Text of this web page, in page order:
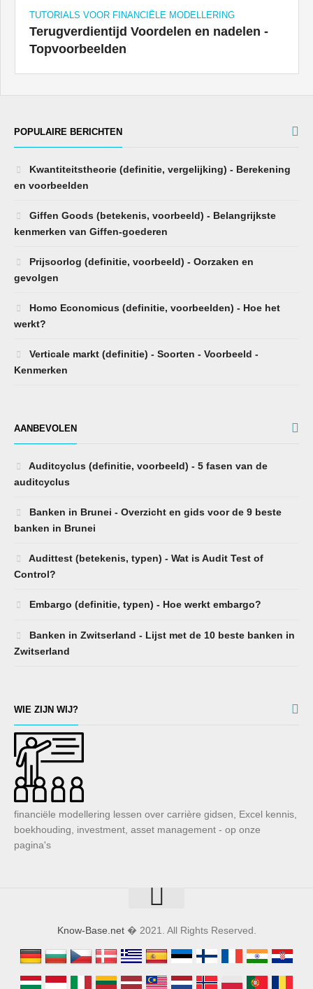
TUTORIALS VOOR FINANCIËLE MODELLERING
Terugverdientijd Voordelen en nadelen -
Topvoorbeelden
POPULAIRE BERICHTEN
Kwantiteitstheorie (definitie, vergelijking) - Berekening
en voorbeelden
Giffen Goods (betekenis, voorbeeld) - Belangrijkste
kenmerken van Giffen-goederen
Prijsoorlog (definitie, voorbeeld) - Oorzaken en
gevolgen
Homo Economicus (definitie, voorbeelden) - Hoe het
werkt?
Verticale markt (definitie) - Soorten - Voorbeeld -
Kenmerken
AANBEVOLEN
Auditcyclus (definitie, voorbeeld) - 5 fasen van de
auditcyclus
Banken in Brunei - Overzicht en gids voor de 9 beste
banken in Brunei
Audittest (betekenis, typen) - Wat is Audit Test of
Control?
Embargo (definitie, typen) - Hoe werkt embargo?
Banken in Zwitserland - Lijst met de 10 beste banken in
Zwitserland
WIE ZIJN WIJ?
financiële modellering lessen over carrière gidsen, Excel kennis,
boekhouding, investment, asset management - op onze
pagina's
Know-Base.net� 2021. All Rights Reserved.